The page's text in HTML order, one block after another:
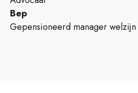
Bep
Gepensioneerd manager welzijn